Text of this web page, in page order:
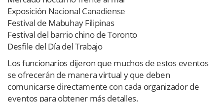
Exposición Nacional Canadiense
Festival de Mabuhay Filipinas
Festival del barrio chino de Toronto
Desfile del Día del Trabajo
Los funcionarios dijeron que muchos de estos eventos
se ofrecerán de manera virtual y que deben
comunicarse directamente con cada organizador de
eventos para obtener más detalles.